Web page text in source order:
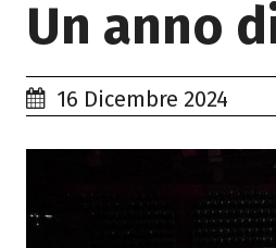
Un anno
16 Dicembre 2024